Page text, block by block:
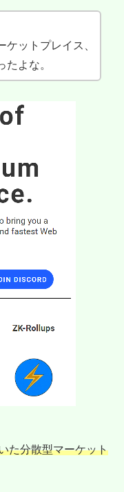
ットプレイス、
よな。
た分散型マーケット